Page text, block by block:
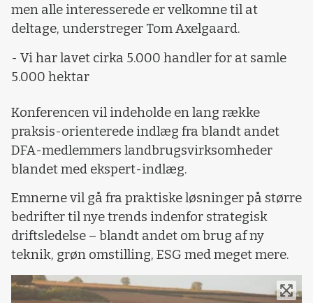
men alle interesserede er velkomne til at
deltage, understreger Tom Axelgaard.
- Vi har lavet cirka 5.000 handler for at samle
5.000 hektar
Konferencen vil indeholde en lang række
praksis-orienterede indlæg fra blandt andet
DFA-medlemmers landbrugsvirksomheder
blandet med ekspert-indlæg.
Emnerne vil gå fra praktiske løsninger på større
bedrifter til nye trends indenfor strategisk
driftsledelse – blandt andet om brug af ny
teknik, grøn omstilling, ESG med meget mere.